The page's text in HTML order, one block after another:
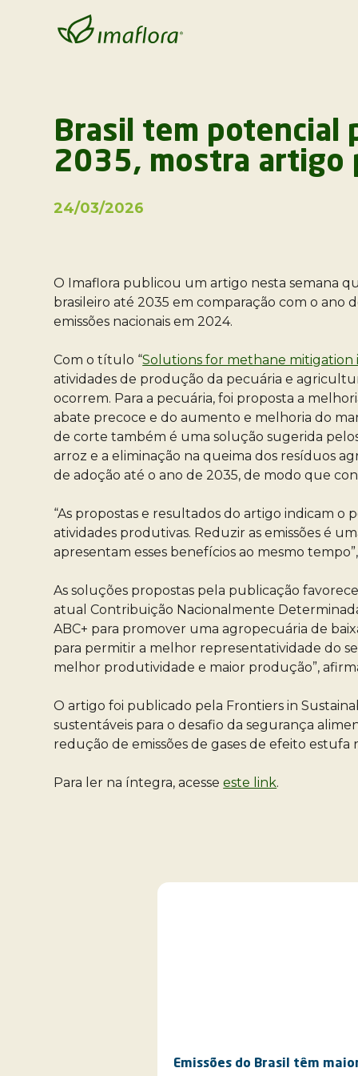
Brasil tem potencial
2035, mostra artigo
24/03/2026
O Imaflora publicou um artigo nesta semana
brasileiro até 2035 em comparação com o ano
emissões nacionais em 2024.
Com o título “Solutions for methane mitigation
atividades de produção da pecuária e
ocorrem. Para a pecuária, foi proposta a
abate precoce e do aumento e melhoria do
de corte também é uma solução sugerida
arroz e a eliminação na queima dos resíduos
de adoção até o ano de 2035, de modo que
“As propostas e resultados do artigo indicam o
atividades produtivas. Reduzir as emissões é
apresentam esses benefícios ao mesmo
As soluções propostas pela publicação
atual Contribuição Nacionalmente
ABC+ para promover uma agropecuária de
para permitir a melhor representatividade do
melhor produtividade e maior produção”,
O artigo foi publicado pela Frontiers in
sustentáveis ​​para o desafio da segurança
redução de emissões de gases de efeito estufa
Para ler na íntegra, acesseeste link.
Emissões do Brasil têm